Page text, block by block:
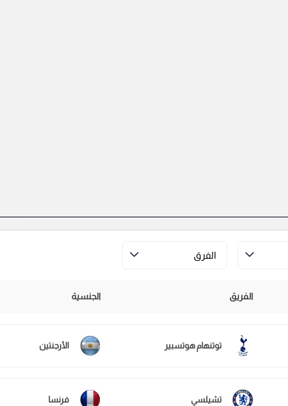
الفرق
الفريق الجنسية
توتنهام هوتسبير الأرجنتين
تشيلسي فرنسا